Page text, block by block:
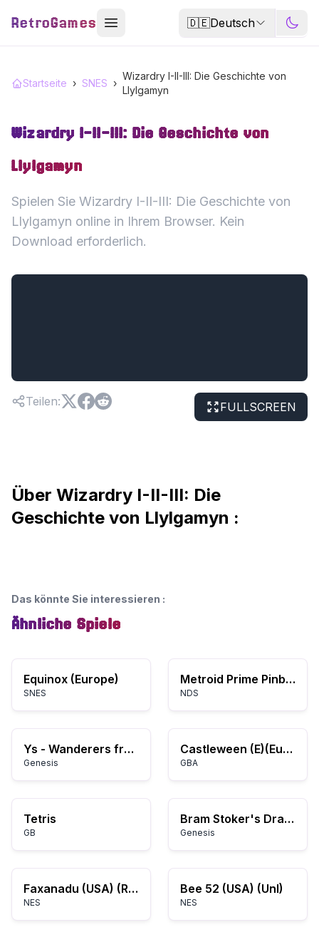
RetroGames 🇩🇪Deutsch
Startseite › SNES ›
Wizardry I-II-III: Die Geschichte von
Llylgamyn
Wizardry I-II-III: Die Geschichte von
Llylgamyn
Spielen Sie Wizardry I-II-III: Die Geschichte von
Llylgamyn online in Ihrem Browser. Kein
Download erforderlich.
Teilen: FULLSCREEN
Über Wizardry I-II-III: Die
Geschichte von Llylgamyn :
Das könnte Sie interessieren :
Ähnliche Spiele
Equinox (Europe)
SNES
Metroid Prime Pinball
NDS
Ys - Wanderers from Ys (Japan)
Genesis
Castleween (E)(Eurasia)
GBA
Tetris
GB
Bram Stoker's Dracula (Europe)
Genesis
Faxanadu (USA) (Rev A)
NES
Bee 52 (USA) (Unl)
NES